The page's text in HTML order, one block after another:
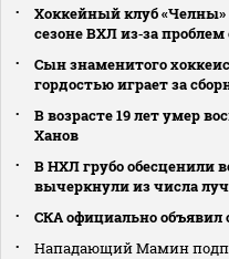
Хоккейный клуб
сезоне ВХЛ из‑за
Сын знаменитого
гордостью играет за
В возрасте 19 лет умер
Ханов
В НХЛ грубо обесценили
вычеркнули из числа
СКА официально объявил
Нападающий Мамин